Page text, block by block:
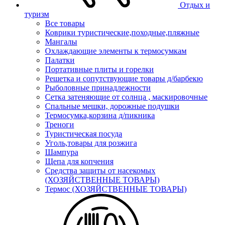
Отдых и
туризм
Все товары
Коврики туристические,походные,пляжные
Мангалы
Охлаждающие элементы к термосумкам
Палатки
Портативные плиты и горелки
Решетка и сопутствующие товары д/барбекю
Рыболовные принадлежности
Сетка затеняющие от солнца , маскировочные
Спальные мешки, дорожные подушки
Термосумка,корзина д/пикника
Треноги
Туристическая посуда
Уголь,товары для розжига
Шампура
Щепа для копчения
Средства защиты от насекомых
(ХОЗЯЙСТВЕННЫЕ ТОВАРЫ)
Термос (ХОЗЯЙСТВЕННЫЕ ТОВАРЫ)